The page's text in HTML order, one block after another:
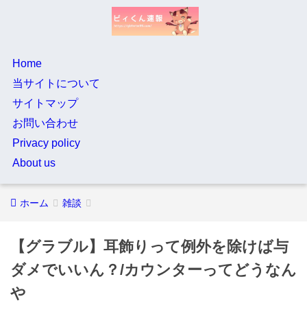
Home
当サイトについて
サイトマップ
お問い合わせ
Privacy policy
About us
ホーム 雑談
【グラブル】耳飾りって例外を除けば与
ダメでいいん？/カウンターってどうなん
や